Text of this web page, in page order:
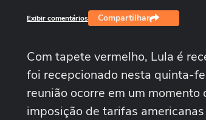
Exibir comentários Compartilhar
Com tapete vermelho, Lula é
foi recepcionado nesta quinta-
reunião ocorre em um
imposição de tarifas